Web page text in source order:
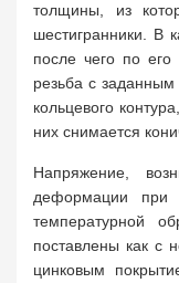
толщины, из
шестигранники. В
после чего по его
резьба с
кольцевого
них снимается
Напряжение,
деформации при
температурной
поставлены как с
цинковым